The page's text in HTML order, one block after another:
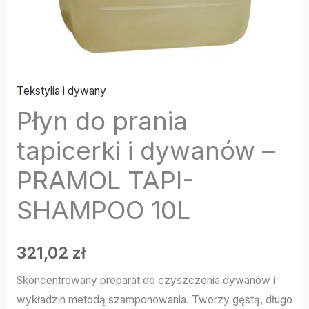
Tekstylia i dywany
Płyn do prania
tapicerki i dywanów –
PRAMOL TAPI-
SHAMPOO 10L
321,02 zł
Skoncentrowany preparat do czyszczenia dywanów i
wykładzin metodą szamponowania. Tworzy gęstą, długo